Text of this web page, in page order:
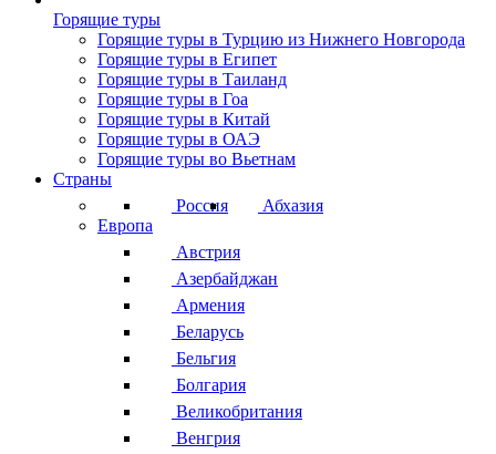
Горящие туры
Горящие туры в Турцию из Нижнего Новгорода
Горящие туры в Египет
Горящие туры в Таиланд
Горящие туры в Гоа
Горящие туры в Китай
Горящие туры в ОАЭ
Горящие туры во Вьетнам
Страны
Россия
Абхазия
Европа
Австрия
Азербайджан
Армения
Беларусь
Бельгия
Болгария
Великобритания
Венгрия